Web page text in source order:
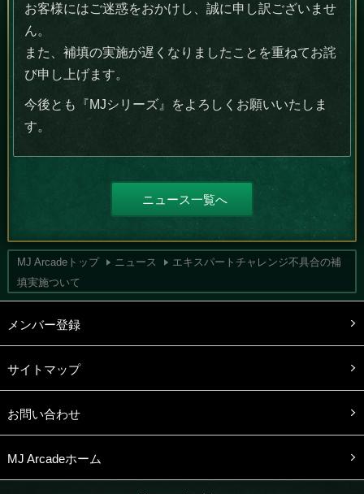
お客様にはご迷惑をおかけし、誠に申し訳ございませ
ん。
また、補填の実施が遅くなりましたことを重ねてお詫
び申し上げます。
今後とも『MJシリーズ』をよろしくお願いいたしま
す。
ニュース一覧へ
MJ Arcadeトップ ニュース
エキスパートチャレンジ不具合の補
填実施ついて
メンバー登録
サイトマップ
お問い合わせ
MJ Arcadeホーム